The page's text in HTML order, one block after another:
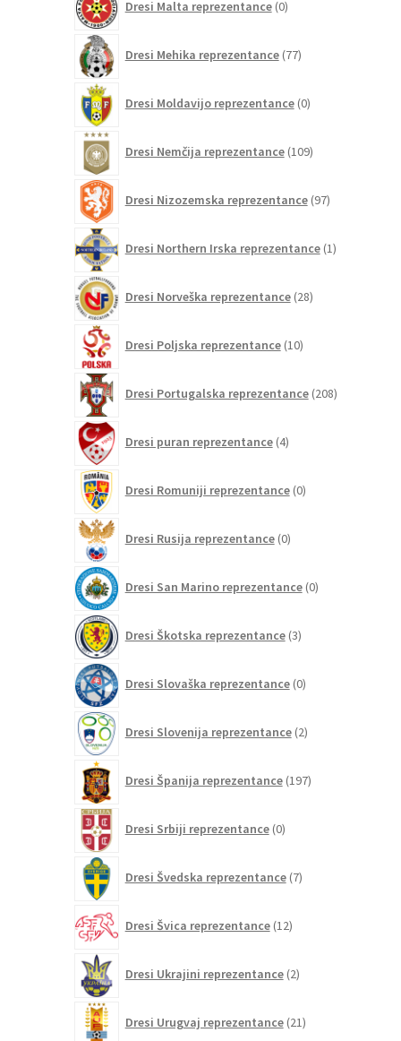
Dresi Malta reprezentance 0izdelkov
Dresi Mehika reprezentance 77izdelkov
Dresi Moldavijo reprezentance 0izdelkov
Dresi Nemčija reprezentance 109izdelkov
Dresi Nizozemska reprezentance 97izdelkov
Dresi Northern Irska reprezentance 1izdelek
Dresi Norveška reprezentance 28izdelkov
Dresi Poljska reprezentance 10izdelkov
Dresi Portugalska reprezentance 208izdelkov
Dresi puran reprezentance 4izdelki
Dresi Romuniji reprezentance 0izdelkov
Dresi Rusija reprezentance 0izdelkov
Dresi San Marino reprezentance 0izdelkov
Dresi Škotska reprezentance 3izdelki
Dresi Slovaška reprezentance 0izdelkov
Dresi Slovenija reprezentance 2izdelka
Dresi Španija reprezentance 197izdelkov
Dresi Srbiji reprezentance 0izdelkov
Dresi Švedska reprezentance 7izdelkov
Dresi Švica reprezentance 12izdelkov
Dresi Ukrajini reprezentance 2izdelka
Dresi Urugvaj reprezentance 21izdelkov